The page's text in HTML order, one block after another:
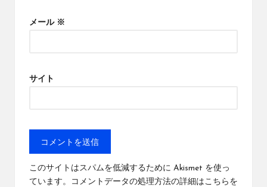
メール ※
サイト
このサイトはスパムを低減するために Akismet を使っ
ています。
コメントデータの処理方法の詳細はこちらを